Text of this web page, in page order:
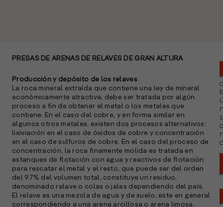
PRESAS DE ARENAS DE RELAVES DE GRAN ALTURA
Producción y depósito de los relaves
La roca mineral extraída que contiene una ley de mineral
económicamente atractiva, debe ser tratada por algún
proceso a fin de obtener el metal o los metales que
contiene. En el caso del cobre, y en forma similar en
algunos otros metales, existen dos procesos alternativos:
lixiviación en el caso de óxidos de cobre y concentración
en el caso de sulfuros de cobre. En el caso del proceso de
concentración, la roca finamente molida es tratada en
estanques de flotación con agua y reactivos de flotación
para rescatar el metal y el resto, que puede ser del orden
del 97% del volumen total, constituye un residuo,
denominado relave o colas o jales dependiendo del país.
El relave es una mezcla de agua y de suelo, este en general
correspondiendo a una arena arcillosa o arena limosa,